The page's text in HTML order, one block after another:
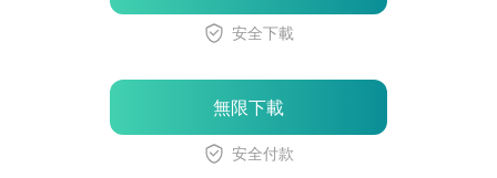
安全下載
無限下載
安全付款